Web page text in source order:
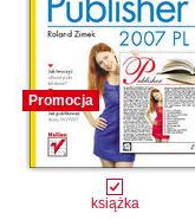
Promocja
książka